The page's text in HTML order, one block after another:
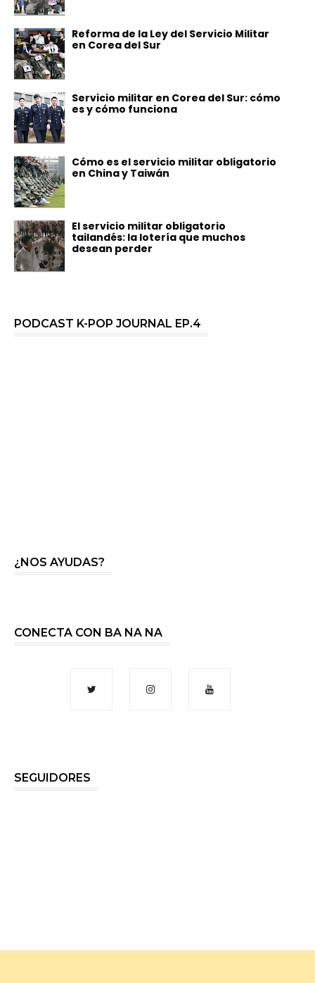
Reforma de la Ley del Servicio Militar
en Corea del Sur
Servicio militar en Corea del Sur: cómo
es y cómo funciona
Cómo es el servicio militar obligatorio
en China y Taiwán
El servicio militar obligatorio
tailandés: la lotería que muchos
desean perder
PODCAST K-POP JOURNAL EP.4
¿NOS AYUDAS?
CONECTA CON BA NA NA
SEGUIDORES